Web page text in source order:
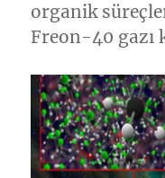
organik
Freon-40 gazı